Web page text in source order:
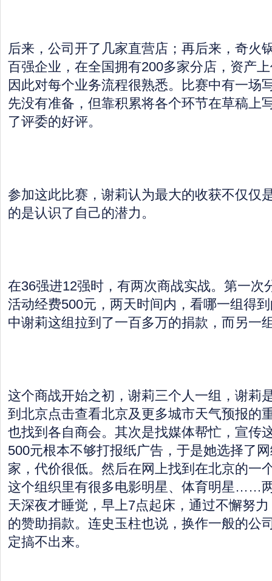
后来，公司开了几家直营店；再后来，奇火
百强企业，在全国拥有200多家分店，资产
因此对每个业务流程很熟悉。比赛中有一场
先没有准备，但靠积累将各个环节在草稿上
了评委的好评。
参加这此比赛，谢莉认为最大的收获不仅仅
的是认识了自己的潜力。
在36强进12强时，有两次商战实战。第一次
活动经费500元，两天时间内，看哪一组得
中谢莉这组拉到了一百多万的捐款，而另一
这个商战开始之初，谢莉三个人一组，谢莉
到北京点击查看北京及更多城市天气预报的
也找到各自商会。其次是找媒体帮忙，宣传
500元根本不够打报纸广告，于是她选择了
家，代价很低。然后在网上找到在北京的一
这个组织里有很多电影明星、体育明星……
天深夜才睡觉，早上7点起床，通过不懈努
的赞助捐款。连史玉柱也说，换作一般的公
定搞不出来。